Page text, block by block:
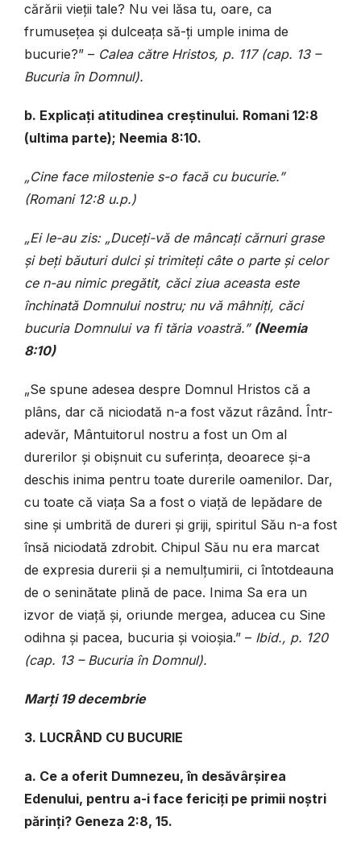
cărării vieții tale? Nu vei lăsa tu, oare, ca
frumusețea și dulceața să-ți umple inima de
bucurie?” – Calea către Hristos, p. 117 (cap. 13 –
Bucuria în Domnul).
b. Explicați atitudinea creștinului. Romani 12:8
(ultima parte); Neemia 8:10.
„Cine face milostenie s-o facă cu bucurie.”
(Romani 12:8 u.p.)
„Ei le-au zis: „Duceți-vă de mâncați cărnuri grase
și beți băuturi dulci și trimiteți câte o parte și celor
ce n-au nimic pregătit, căci ziua aceasta este
închinată Domnului nostru; nu vă mâhniți, căci
bucuria Domnului va fi tăria voastră.” (Neemia
8:10)
„Se spune adesea despre Domnul Hristos că a
plâns, dar că niciodată n-a fost văzut râzând. Într-
adevăr, Mântuitorul nostru a fost un Om al
durerilor și obișnuit cu suferința, deoarece și-a
deschis inima pentru toate durerile oamenilor. Dar,
cu toate că viața Sa a fost o viață de lepădare de
sine și umbrită de dureri și griji, spiritul Său n-a fost
însă niciodată zdrobit. Chipul Său nu era marcat
de expresia durerii și a nemulțumirii, ci întotdeauna
de o seninătate plină de pace. Inima Sa era un
izvor de viață și, oriunde mergea, aducea cu Sine
odihna și pacea, bucuria și voioșia.” – Ibid., p. 120
(cap. 13 – Bucuria în Domnul).
Marți 19 decembrie
3. LUCRÂND CU BUCURIE
a. Ce a oferit Dumnezeu, în desăvârșirea
Edenului, pentru a-i face fericiți pe primii noștri
părinți? Geneza 2:8, 15.